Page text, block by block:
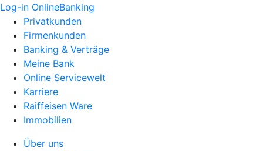
Log-in OnlineBanking
Privatkunden
Firmenkunden
Banking & Verträge
Meine Bank
Online Servicewelt
Karriere
Raiffeisen Ware
Immobilien
Über uns